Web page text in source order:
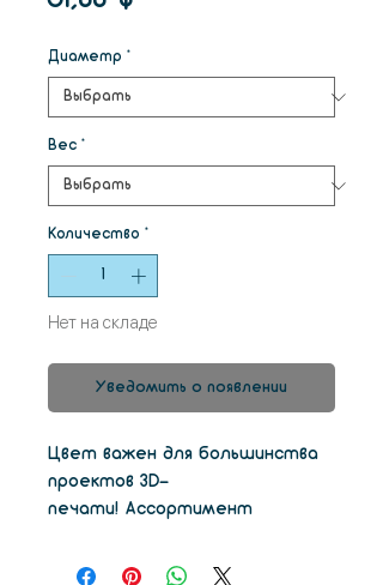
Диаметр *
Вес *
Количество *
Нет на складе
Уведомить о появлении
Цвет важен для большинства
проектов 3D-
печати! Ассортимент
изготовленный